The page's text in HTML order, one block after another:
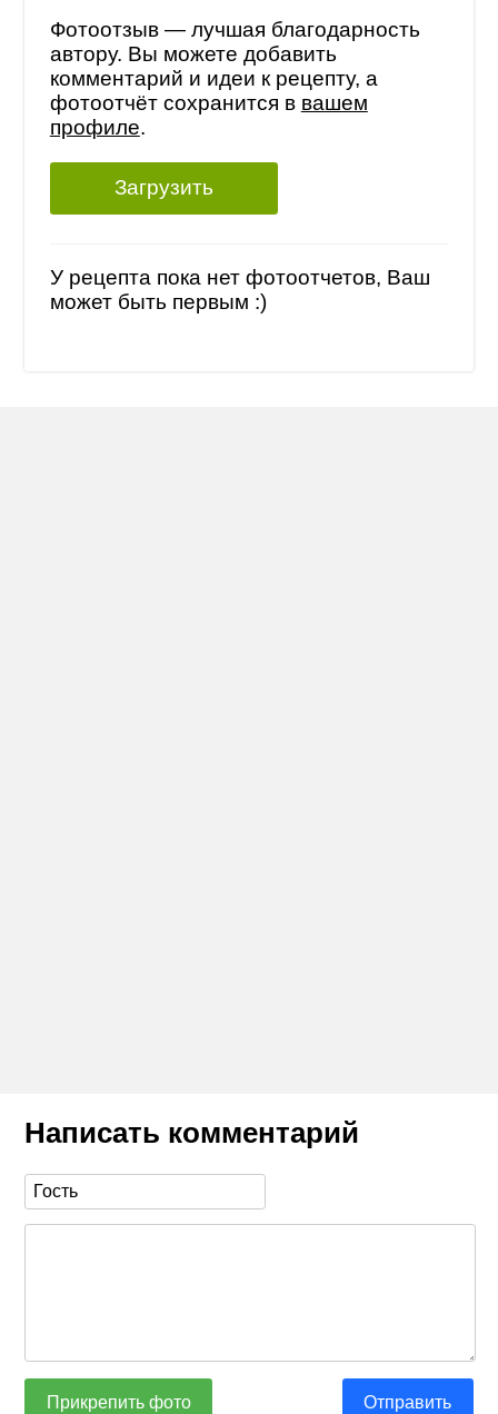
Фотоотзыв — лучшая благодарность
автору. Вы можете добавить
комментарий и идеи к рецепту, а
фотоотчёт сохранится в вашем
профиле.
Загрузить
У рецепта пока нет фотоотчетов, Ваш
может быть первым :)
Написать комментарий
Прикрепить фото Отправить